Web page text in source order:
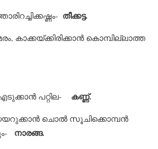
തീക്കട്ട.
കൊമ്പില്ലാത്ത
എടുക്കാന്‍ പറ്റില- കണ്ണ്.
ചൊല്‍ സൂചിക്കൊമ്പന്‍
നാരങ്ങ.